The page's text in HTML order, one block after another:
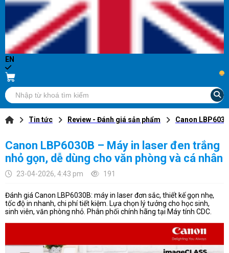
EN
...
Tin tức Review - Đánh giá sản phẩm Canon
Canon LBP6030B – Máy in laser đen trắng
nhỏ gọn, dễ dùng cho văn phòng và cá nhân
23-04-2026, 4:43 pm 191
Đánh giá Canon LBP6030B: máy in laser đơn sắc, thiết kế gọn nhẹ,
tốc độ in nhanh, chi phí tiết kiệm. Lựa chọn lý tưởng cho học sinh,
sinh viên, văn phòng nhỏ. Phân phối chính hãng tại Máy tính CDC.